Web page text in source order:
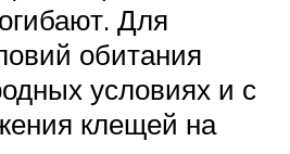
Для
обитания
условиях и с
клещей на